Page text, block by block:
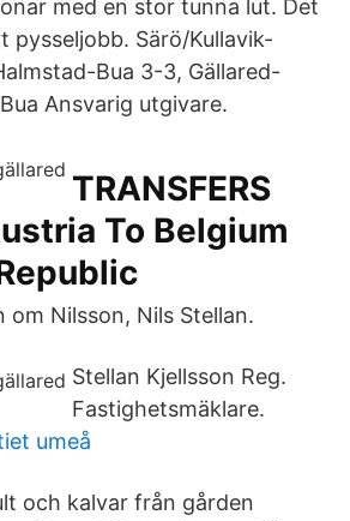
med en stor tunna lut. Det
pysseljobb. Särö/Kullavik-
Bua 3-3, Gällared-
Ansvarig utgivare.
TRANSFERS
To Belgium
Nilsson, Nils Stellan.
Stellan Kjellsson Reg.
Fastighetsmäklare.
umeå
och kalvar från gården